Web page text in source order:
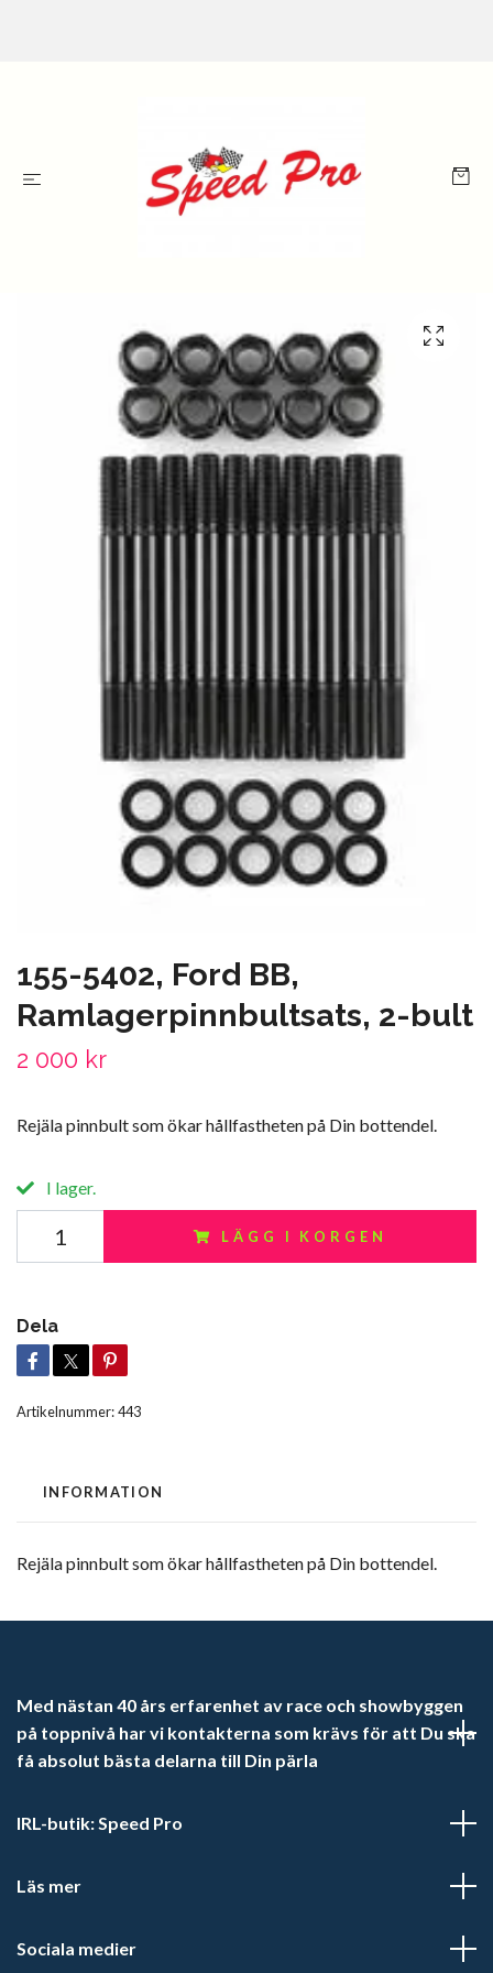
155-5402, Ford BB,
Ramlagerpinnbultsats, 2-bult
2 000 kr
Rejäla pinnbult som ökar hållfastheten på Din bottendel.
I lager.
LÄGG I KORGEN
Dela
Artikelnummer:443
INFORMATION
Rejäla pinnbult som ökar hållfastheten på Din bottendel.
Med nästan 40 års erfarenhet av race och showbyggen
på toppnivå har vi kontakterna som krävs för att Du ska
få absolut bästa delarna till Din pärla
IRL-butik: Speed Pro
Läs mer
Sociala medier